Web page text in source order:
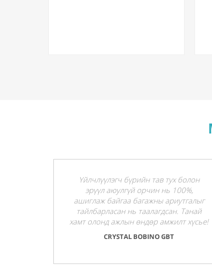
Үйлчлүүлэгч бүрийн тав тух болон
эрүүл аюулгүй орчин нь 100%,
ашиглаж байгаа багажны ариутгалыг
тайлбарласан нь таалагдсан. Танай
хамт олонд ажлын өндөр амжилт хүсье!
CRYSTAL BOBINO GBT